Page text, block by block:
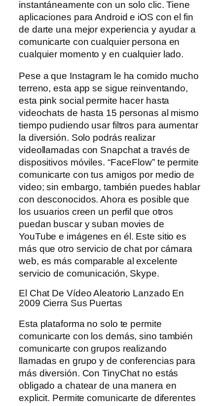
instantáneamente con un solo clic. Tiene
aplicaciones para Android e iOS con el fin
de darte una mejor experiencia y ayudar a
comunicarte con cualquier persona en
cualquier momento y en cualquier lado.
Pese a que Instagram le ha comido mucho
terreno, esta app se sigue reinventando,
esta pink social permite hacer hasta
videochats de hasta 15 personas al mismo
tiempo pudiendo usar filtros para aumentar
la diversión. Solo podrás realizar
videollamadas con Snapchat a través de
dispositivos móviles. “FaceFlow” te permite
comunicarte con tus amigos por medio de
video; sin embargo, también puedes hablar
con desconocidos. Ahora es posible que
los usuarios creen un perfil que otros
puedan buscar y suban movies de
YouTube e imágenes en él. Este sitio es
más que otro servicio de chat por cámara
web, es más comparable al excelente
servicio de comunicación, Skype.
El Chat De Vídeo Aleatorio Lanzado En
2009 Cierra Sus Puertas
Esta plataforma no solo te permite
comunicarte con los demás, sino también
comunicarte con grupos realizando
llamadas en grupo y de conferencias para
más diversión. Con TinyChat no estás
obligado a chatear de una manera en
explicit. Permite comunicarte de diferentes